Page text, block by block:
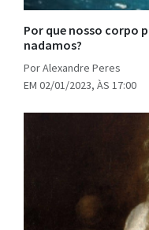
Por que nosso corpo
nadamos?
Por Alexandre Peres
EM 02/01/2023, ÀS 17:00